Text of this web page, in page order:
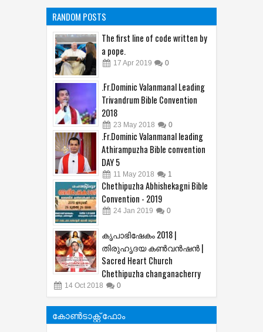
RANDOM POSTS
The first line of code written by
a pope.
17
.Fr.Dominic Valanmanal Leading
Trivandrum Bible Convention
2018
23 May 2018 0
.Fr.Dominic Valanmanal leading
Athirampuzha Bible convention
DAY 5
Chethipuzha Abhishekagni Bible
Convention - 2019
24 Jan 2019 0
കൃപാഭിഷേകം 2018 |
തിരുഹൃദയ കണ്‍വന്‍ഷന്‍ |
Sacred Heart Church
Chethipuzha changanacherry